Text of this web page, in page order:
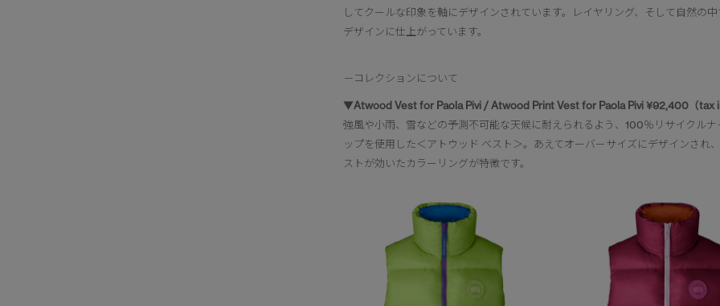
してクールな印象を軸にデザインされています。レイヤリング、そして自然の
デザインに仕上がっています。
－コレクションについて
▼Atwood Vest for Paola Pivi / Atwood Print Vest for Paola Pivi ¥92,400（tax
強風や小雨、雪などの予測不可能な天候に耐えられるよう、100％リサイクル
ップを使用した＜アトウッド ベスト＞。あえてオーバーサイズにデザインさ
ストが効いたカラーリングが特徴です。